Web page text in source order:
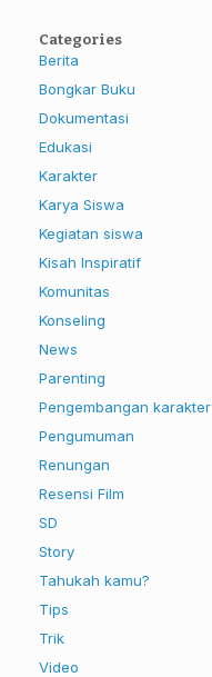
Categories
Berita
Bongkar Buku
Dokumentasi
Edukasi
Karakter
Karya Siswa
Kegiatan siswa
Kisah Inspiratif
Komunitas
Konseling
News
Parenting
Pengembangan karakter
Pengumuman
Renungan
Resensi Film
SD
Story
Tahukah kamu?
Tips
Trik
Video